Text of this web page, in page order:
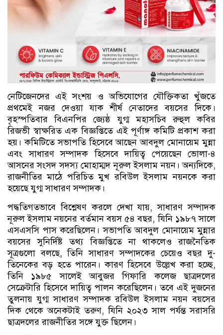
নেটিজেনদের এই সংশয় ও অভিযোগের যৌক্তিকতা খুঁজতে
প্রথমেই নজর দেওয়া যাক শীর্ষ নেতাদের বয়সের দিকে।
বৃহস্পতিবার বিএনপির জ্যেষ্ঠ যুগ্ম মহাসচিব রুহুল কবির
রিজভী স্বাক্ষরিত এক বিজ্ঞপ্তিতে এই পূর্ণাঙ্গ কমিটি প্রকাশ করা
হয়। কমিটিতে সভাপতি হিসেবে আছেন আবদুল মোনায়েম মুন্না
এবং সাধারণ সম্পাদক হিসেবে দায়িত্ব পেয়েছেন ভোলা-৪
আসনের সংসদ সদস্য মোহাম্মদ নূরুল ইসলাম নয়ন। অন্যদিকে,
রাজনীতির মাঠে পরিচিত মুখ রবিউল ইসলাম নয়নকে করা
হয়েছে যুগ্ম সাধারণ সম্পাদক।
পদ্ধতিগতভাবে বিশ্লেষণ করলে দেখা যায়, সাধারণ সম্পাদক
নূরুল ইসলাম নয়নের বর্তমান বয়স ৫৪ বছর, যিনি ১৯৮৭ সালে
এসএসসি পাস করেছিলেন। সভাপতি আবদুল মোনায়েম মুন্নার
বয়সের সুনির্দিষ্ট তথ্য বিজ্ঞপ্তিতে না থাকলেও রাজনৈতিক
সূত্রগুলো বলছে, তিনি সাধারণ সম্পাদকের চেয়েও বছর দু-
তিনেকের বড় হতে পারেন। কারণ হিসেবে উল্লেখ করা হচ্ছে,
তিনি ১৯৮৫ সালেই আবুজর গিফারি কলেজ ছাত্রদলের
সেক্রেটারি হিসেবে দায়িত্ব পালন করেছিলেন। তবে এই দুজনের
তুলনায় যুগ্ম সাধারণ সম্পাদক রবিউল ইসলাম নয়ন বয়সের
দিক থেকে অনেকটাই তরুণ, যিনি ২০২৩ সাল পর্যন্ত সরাসরি
ছাত্রদলের রাজনীতির সঙ্গে যুক্ত ছিলেন।